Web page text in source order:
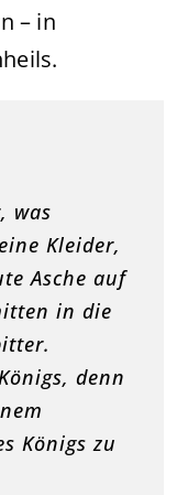
– in
was
Kleider,
Asche auf
in die
denn
Königs zu